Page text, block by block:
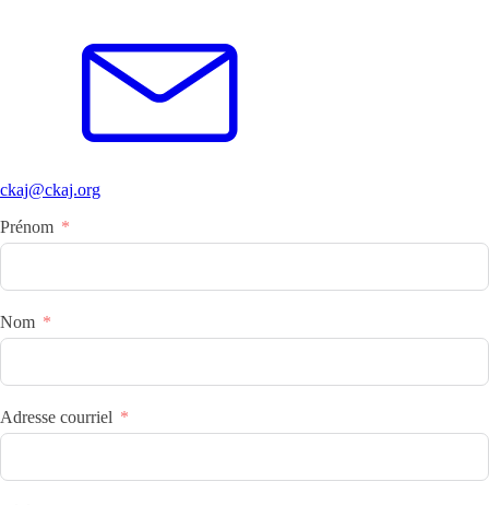
ckaj@ckaj.org
Prénom
Nom
Adresse courriel